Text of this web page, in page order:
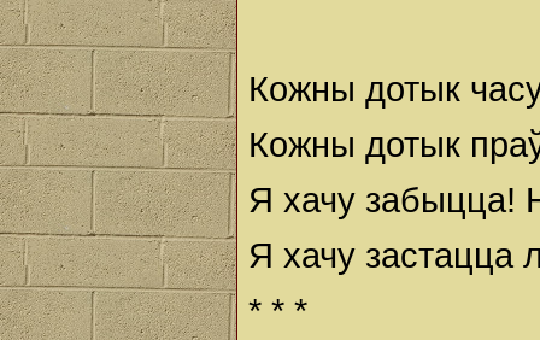
Кожны дотык
Кожны дотык
Я хачу забыцца!
Я хачу застацца
* * *